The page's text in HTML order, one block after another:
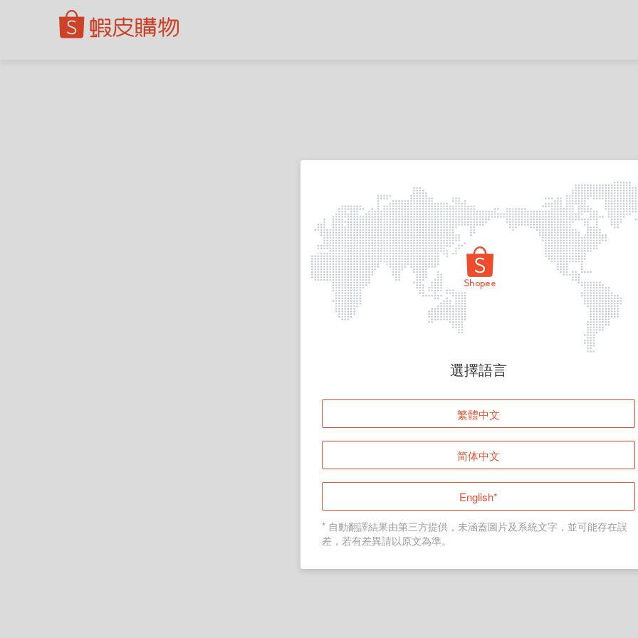
頁面無法顯示
登入
返回首頁
選擇語言
繁體中文
简体中文
English*
* 自動翻譯結果由第三方提供，未涵蓋圖片及系統文字，並可能存在誤
差，若有差異請以原文為準。